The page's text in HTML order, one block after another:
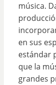
música.
en sus
estándar
que la
grandes